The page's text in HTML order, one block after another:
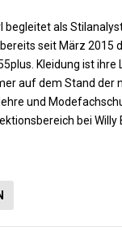
begleitet als
seit März 2015
Kleidung ist ihre
auf dem Stand der
und
bei Willy